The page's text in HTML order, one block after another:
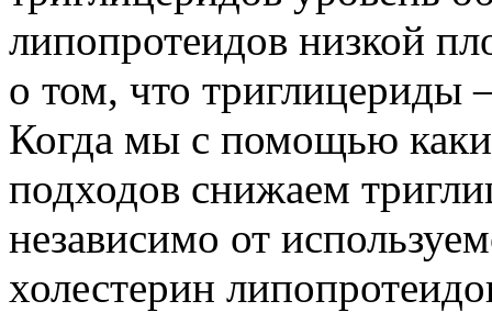
липопротеидов низкой
о том, что триглицериды
Когда мы с помощью
подходов снижаем
независимо от
холестерин